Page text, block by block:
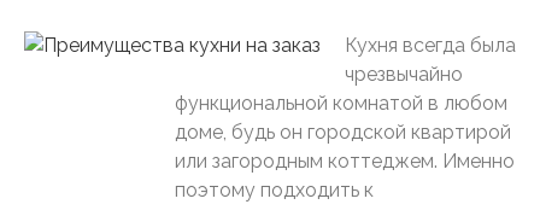
Кухня всегда была
чрезвычайно
функциональной комнатой в любом
доме, будь он городской квартирой
или загородным коттеджем. Именно
поэтому подходить к